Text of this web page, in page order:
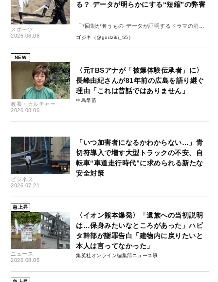
スポーツ
2026.08.06
る？ データが明らかにする“短縮”の弊害
「7回制が奪うもの-データが証明するドラマの消
失-」
ゴジキ（@godziki_55）
NEW
教養・カルチャー
2026.08.06
〈元TBSアナが「被爆体験伝承者」に〉
長峰由紀さんが81年前の広島を語り継ぐ
理由「これは昔話ではありません」
中島早苗
ビジネス
2026.07.21
「いつ加害者になるかわからない…」青
切符導入で増す大型トラックの不安、自
転車“車道走行時代”に求められる新たな
安全対策
急上昇
ニュース
2026.08.05
〈イオン熊本爆発〉「遺族への当初説明
は…保身みたいなところがあった」ハビ
タ幹部が謝罪告白「建物内に戻りたいと
本人は言ってなかった」
集英社オンライン編集部ニュース班